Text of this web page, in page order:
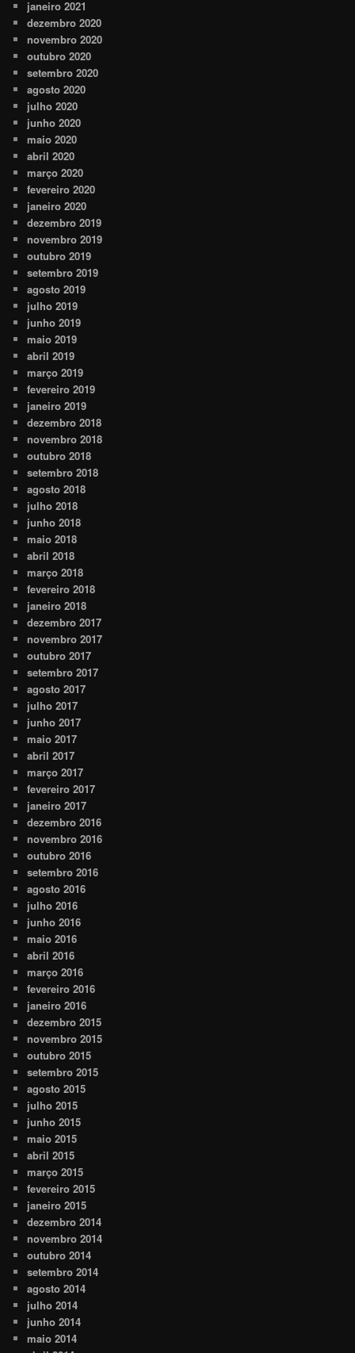
janeiro 2021
dezembro 2020
novembro 2020
outubro 2020
setembro 2020
agosto 2020
julho 2020
junho 2020
maio 2020
abril 2020
março 2020
fevereiro 2020
janeiro 2020
dezembro 2019
novembro 2019
outubro 2019
setembro 2019
agosto 2019
julho 2019
junho 2019
maio 2019
abril 2019
março 2019
fevereiro 2019
janeiro 2019
dezembro 2018
novembro 2018
outubro 2018
setembro 2018
agosto 2018
julho 2018
junho 2018
maio 2018
abril 2018
março 2018
fevereiro 2018
janeiro 2018
dezembro 2017
novembro 2017
outubro 2017
setembro 2017
agosto 2017
julho 2017
junho 2017
maio 2017
abril 2017
março 2017
fevereiro 2017
janeiro 2017
dezembro 2016
novembro 2016
outubro 2016
setembro 2016
agosto 2016
julho 2016
junho 2016
maio 2016
abril 2016
março 2016
fevereiro 2016
janeiro 2016
dezembro 2015
novembro 2015
outubro 2015
setembro 2015
agosto 2015
julho 2015
junho 2015
maio 2015
abril 2015
março 2015
fevereiro 2015
janeiro 2015
dezembro 2014
novembro 2014
outubro 2014
setembro 2014
agosto 2014
julho 2014
junho 2014
maio 2014